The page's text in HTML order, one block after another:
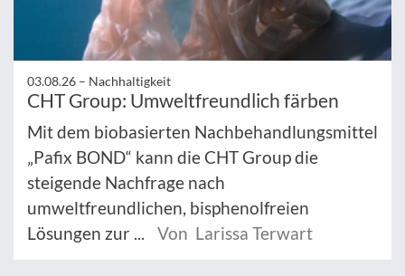
03.08.26 – Nachhaltigkeit
CHT Group: Umweltfreundlich färben
Mit dem biobasierten Nachbehandlungsmittel
„Pafix BOND“ kann die CHT Group die
steigende Nachfrage nach
umweltfreundlichen, bisphenolfreien
Lösungen zur ...
Von Larissa Terwart